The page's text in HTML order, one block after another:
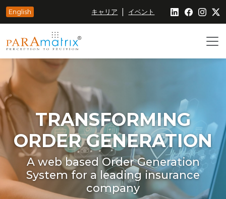
English キャリア イベント
TRANSFORMING
ORDER GENERATION
A web based Order Generation
System for a leading insurance
company